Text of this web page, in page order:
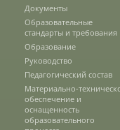
Протоколы
Разное
Абитуриенту
Документы
Образовательные
стандарты и требования
Образование
Руководство
Педагогический состав
Материально-
обеспечение и
оснащенность
образовательного